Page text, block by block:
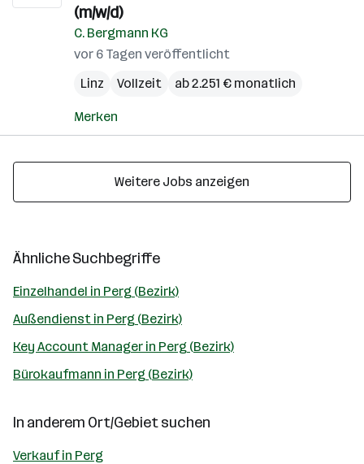
(m/w/d)
C. Bergmann KG
vor 6 Tagen veröffentlicht
Linz
Vollzeit ab 2.251 € monatlich
Merken
Weitere Jobs anzeigen
Ähnliche Suchbegriffe
Einzelhandel in Perg (Bezirk)
Außendienst in Perg (Bezirk)
Key Account Manager in Perg (Bezirk)
Bürokaufmann in Perg (Bezirk)
In anderem Ort/Gebiet suchen
Verkauf in Perg